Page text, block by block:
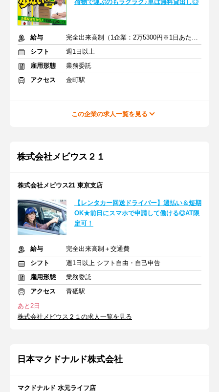
荷物で運ぶのもラクラク♪車は無料貸出し◎
給与
完全出来高制（1企業：2万5300円※1日あたり）
シフト
週1日以上
雇用形態
業務委託
アクセス
金町駅
この企業の求人一覧を見る
株式会社メビウス２１
株式会社メビウス21 東京支店
【レンタカー回送ドライバー】週払い＆短期
OK★前日にスマホで申請して働ける◎AT限
定可！
給与
完全出来高制＋交通費
シフト
週1日以上 シフト自由・自己申告
雇用形態
業務委託
アクセス
青砥駅
あと2日
株式会社メビウス２１の求人一覧を見る
日本マクドナルド株式会社
マクドナルド 水元ライフ店